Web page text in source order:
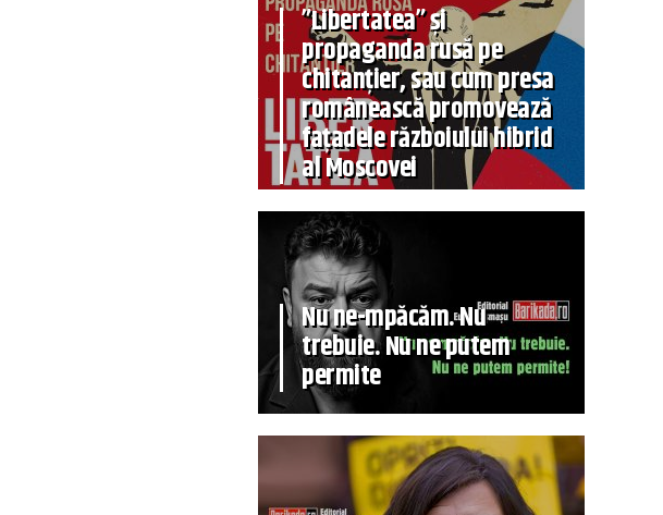
”Libertatea” și
propaganda rusă pe
chitanțier, sau cum presa
românească promovează
fațadele războiului hibrid
al Moscovei
Nu ne-mpăcăm. Nu
trebuie. Nu ne putem
permite